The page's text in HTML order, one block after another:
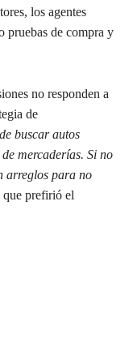
los agentes
pruebas de compra y
no responden a
de
buscar autos
mercaderías. Si no
arreglos para no
que prefirió el